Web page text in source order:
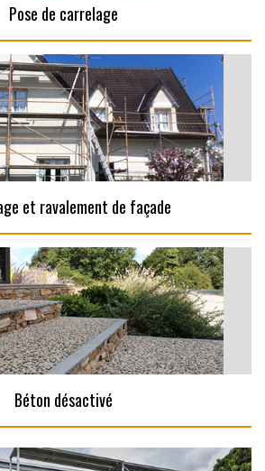
Pose de carrelage
et ravalement de façade
Béton désactivé